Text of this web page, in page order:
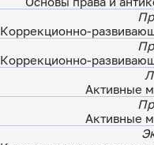
Коррекционно-
Коррекционно-
Активные
Активные